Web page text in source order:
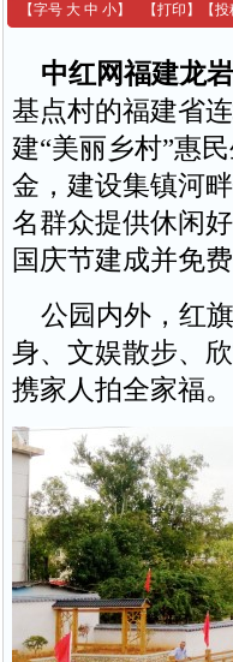
【字号 大 中 小】 【打印 】 【投
中红网福建龙
基点村的福建省
建“美丽乡村”惠
金，建设集镇河
名群众提供休闲
国庆节建成并免
公园内外，红
身、文娱散步、
携家人拍全家福。